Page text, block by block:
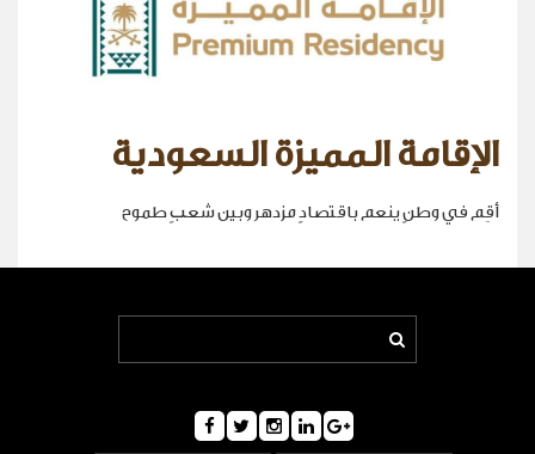
الإقامة المميزة السعودية
أقِم في وطنٍ ينعم باقتصادٍ مزدهر وبين شعبٍ طموح